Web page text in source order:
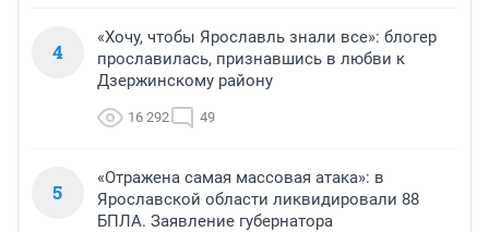
4
«Хочу, чтобы Ярославль знали все»: блогер
прославилась, признавшись в любви к
Дзержинскому району
16 292 49
5
«Отражена самая массовая атака»: в
Ярославской области ликвидировали 88
БПЛА. Заявление губернатора